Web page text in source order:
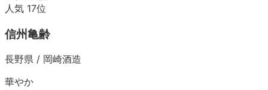
人気 17位
信州亀齢
長野県 / 岡崎酒造
華やか